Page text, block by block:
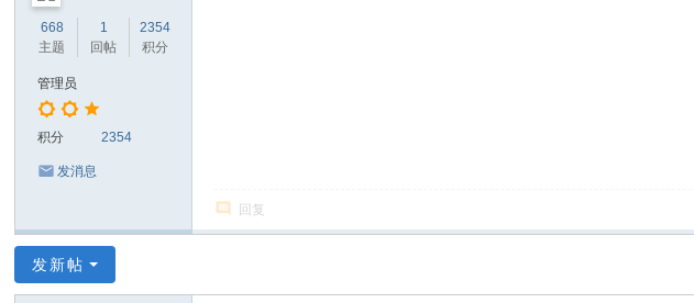
668
主题
1
回帖
2354
积分
管理员
积分 2354
发消息
回复
发新帖